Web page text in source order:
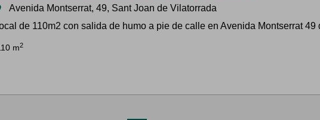
Avenida Montserrat, 49, Sant Joan de Vilatorrada
de 110m2 con salida de humo a pie de calle en Avenida Montserrat 49
m2